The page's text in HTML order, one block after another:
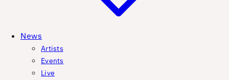
News
Artists
Events
Live